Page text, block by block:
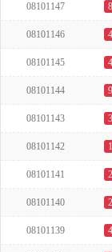
08101147 8
08101146 4
08101145 4
08101144 9
08101143 3
08101142 1
08101141 2
08101140 2
08101139 4